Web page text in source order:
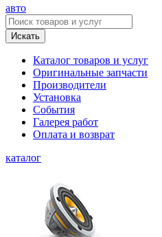
авто
Искать
Каталог товаров и услуг
Оригинальные запчасти
Производители
Установка
События
Галерея работ
Оплата и возврат
каталог